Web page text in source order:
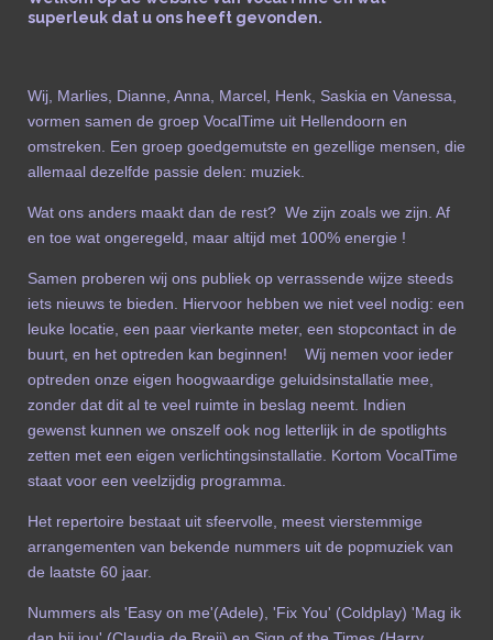
superleuk dat u ons heeft gevonden.
Wij, Marlies, Dianne, Anna, Marcel, Henk, Saskia en Vanessa,
vormen samen de groep VocalTime uit Hellendoorn en
omstreken. Een groep goedgemutste en gezellige mensen, die
allemaal dezelfde passie delen: muziek.
Wat ons anders maakt dan de rest? We zijn zoals we zijn. Af
en toe wat ongeregeld, maar altijd met 100% energie !
Samen proberen wij ons publiek op verrassende wijze steeds
iets nieuws te bieden. Hiervoor hebben we niet veel nodig: een
leuke locatie, een paar vierkante meter, een stopcontact in de
buurt, en het optreden kan beginnen! Wij nemen voor ieder
optreden onze eigen hoogwaardige geluidsinstallatie mee,
zonder dat dit al te veel ruimte in beslag neemt. Indien
gewenst kunnen we onszelf ook nog letterlijk in de spotlights
zetten met een eigen verlichtingsinstallatie. Kortom VocalTime
staat voor een veelzijdig programma.
Het repertoire bestaat uit sfeervolle, meest vierstemmige
arrangementen van bekende nummers uit de popmuziek van
de laatste 60 jaar.
Nummers als 'Easy on me'(Adele), 'Fix You' (Coldplay) 'Mag ik